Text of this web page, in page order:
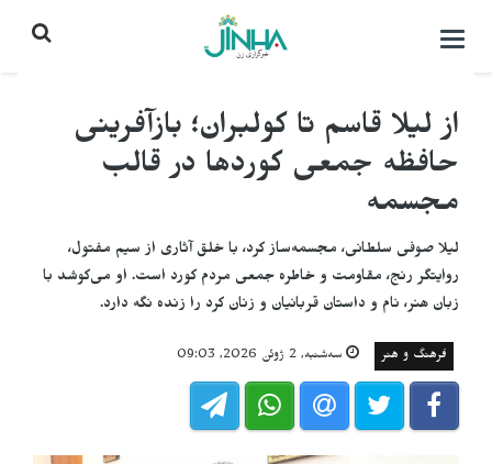
باز
بستن
از لیلا قاسم تا کولبران؛ بازآفرینی
حافظه جمعی کوردها در قالب
مجسمه
لیلا صوفی سلطانی، مجسمه‌ساز کرد، با خلق آثاری از سیم مفتول،
روایتگر رنج، مقاومت و خاطره جمعی مردم کورد است. او می‌کوشد با
زبان هنر، نام و داستان قربانیان و زنان کرد را زنده نگه دارد.
فرهنگ و هنر سه‌شنبه, 2 ژوئن 2026, 09:03